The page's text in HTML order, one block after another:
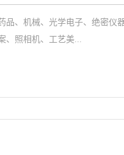
品、机械、光学电子、绝密仪
、照相机、工艺美...